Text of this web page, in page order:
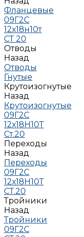
Фланцевые
09Г2С
12х18н10т
СТ 20
Отводы
Назад
Отводы
Гнутые
Крутоизогнутые
Назад
Крутоизогнутые
09Г2С
12х18Н10Т
Ст.20
Переходы
Назад
Переходы
09Г2С
12х18Н10Т
СТ.20
Тройники
Назад
Тройники
09Г2С